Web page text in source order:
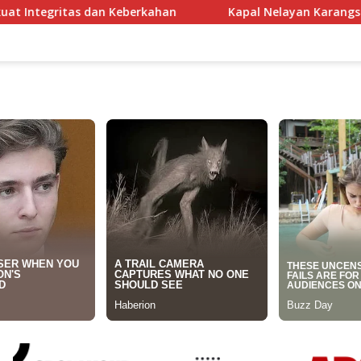
Kapal Nelayan Karangsong Indramayu